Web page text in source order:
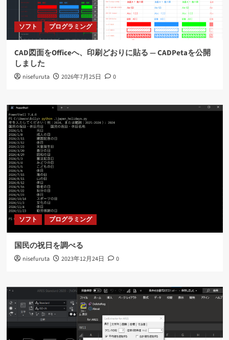
ソフト プログラミング
CAD図面をOfficeへ、印刷どおりに貼る ― CADPetaを公開
しました
nisefuruta 2026年7月25日 0
ソフト プログラミング
国民の祝日を調べる
nisefuruta 2023年12月24日 0